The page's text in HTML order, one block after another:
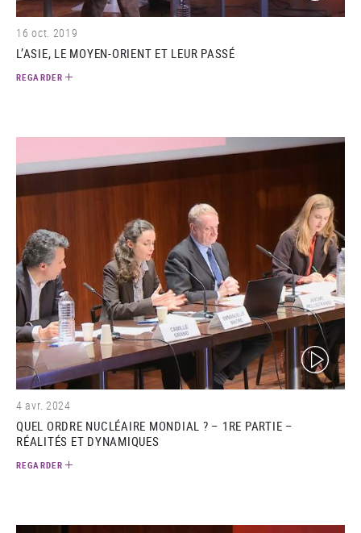
16 oct. 2019
L’ASIE, LE MOYEN-ORIENT ET LEUR PASSÉ
REGARDER
(video)
4 avr. 2024
QUEL ORDRE NUCLÉAIRE MONDIAL ? – 1RE PARTIE –
RÉALITÉS ET DYNAMIQUES
REGARDER